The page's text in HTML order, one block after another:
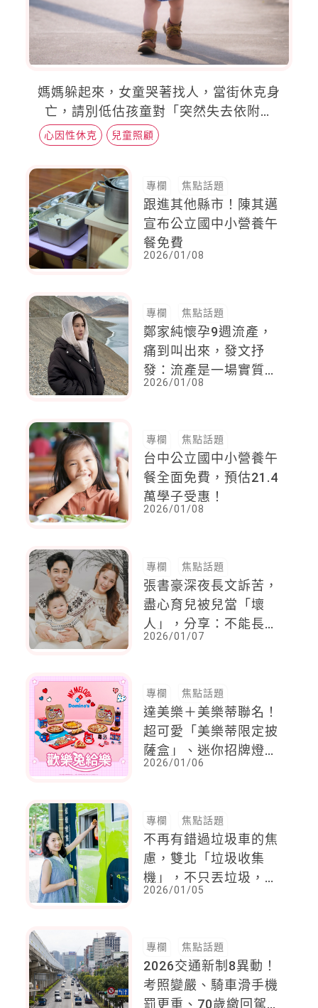
媽媽躲起來，女童哭著找人，當街休克身
亡，請別低估孩童對「突然失去依附對
象」的恐懼
心因性休克 兒童照顧
專欄 焦點話題
跟進其他縣市！陳其邁
宣布公立國中小營養午
餐免費
2026/01/08
專欄 焦點話題
鄭家純懷孕9週流產，
痛到叫出來，發文抒
發：流產是一場實質的
身體創傷
2026/01/08
專欄 焦點話題
台中公立國中小營養午
餐全面免費，預估21.4
萬學子受惠！
2026/01/08
專欄 焦點話題
張書豪深夜長文訴苦，
盡心育兒被兒當「壞
人」，分享：不能長期
由單一方承擔「會被孩
2026/01/07
專欄 焦點話題
達美樂＋美樂蒂聯名！
超可愛「美樂蒂限定披
薩盒」、迷你招牌燈
箱、翻轉魔法包
2026/01/06
專欄 焦點話題
不再有錯過垃圾車的焦
慮，雙北「垃圾收集
機」，不只丟垃圾，還
能回饋現金
2026/01/05
專欄 焦點話題
2026交通新制8異動！
考照變嚴、騎車滑手機
罰更重、70歲繳回駕照